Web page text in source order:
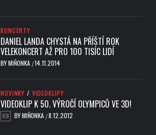
KONCERTY
DANIEL LANDA CHYSTÁ NA PŘÍŠTÍ ROK
VELEKONCERT AŽ PRO 100 TISÍC LIDÍ
BYMIŇONKA /14.11.2014
NOVINKY / VIDEOKLIPY
VIDEOKLIP K 50. VÝROČÍ OLYMPICŮ VE 3D!
BYMIŇONKA /8.12.2012